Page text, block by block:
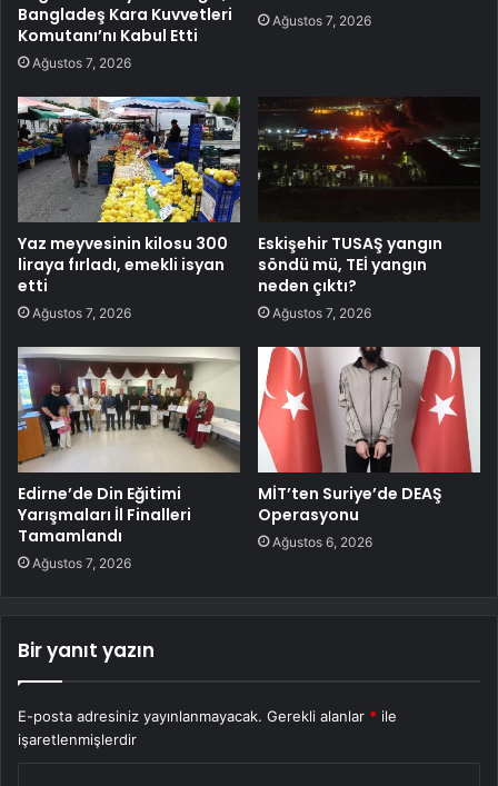
Bangladeş Kara Kuvvetleri
Komutanı’nı Kabul Etti
Ağustos 7, 2026
Ağustos 7, 2026
Yaz meyvesinin kilosu 300
liraya fırladı, emekli isyan
etti
Ağustos 7, 2026
Eskişehir TUSAŞ yangın
söndü mü, TEİ yangın
neden çıktı?
Ağustos 7, 2026
Edirne’de Din Eğitimi
Yarışmaları İl Finalleri
Tamamlandı
Ağustos 7, 2026
MİT’ten Suriye’de DEAŞ
Operasyonu
Ağustos 6, 2026
Bir yanıt yazın
E-posta adresiniz yayınlanmayacak. Gerekli alanlar * ile
işaretlenmişlerdir